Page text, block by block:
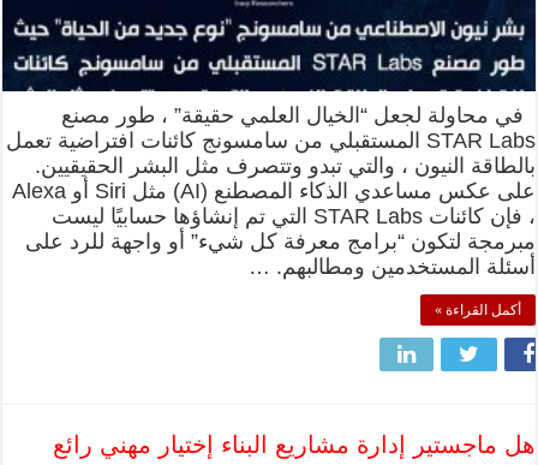
في محاولة لجعل “الخيال العلمي حقيقة” ، طور مصنع
STAR Labs المستقبلي من سامسونج كائنات افتراضية تعمل
بالطاقة النيون ، والتي تبدو وتتصرف مثل البشر الحقيقيين.
على عكس مساعدي الذكاء المصطنع (AI) مثل Siri أو Alexa
، فإن كائنات STAR Labs التي تم إنشاؤها حسابيًا ليست
مبرمجة لتكون “برامج معرفة كل شيء” أو واجهة للرد على
أسئلة المستخدمين ومطالبهم. …
أكمل القراءة »
هل ماجستير إدارة مشاريع البناء إختيار مهني رائع